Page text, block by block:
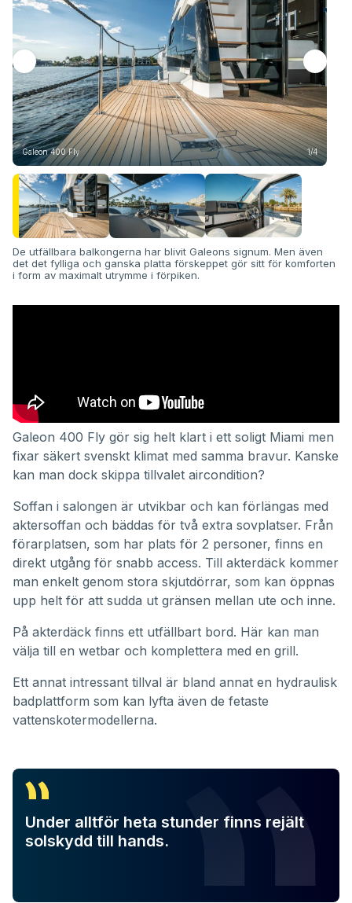
Galeon 400 Fly 1/4
De utfällbara balkongerna har blivit Galeons signum. Men även
det det fylliga och ganska platta förskeppet gör sitt för komforten
i form av maximalt utrymme i förpiken.
Galeon 400 Fly gör sig helt klart i ett soligt Miami men
fixar säkert svenskt klimat med samma bravur. Kanske
kan man dock skippa tillvalet aircondition?
Soffan i salongen är utvikbar och kan förlängas med
aktersoffan och bäddas för två extra sovplatser. Från
förarplatsen, som har plats för 2 personer, finns en
direkt utgång för snabb access. Till akterdäck kommer
man enkelt genom stora skjutdörrar, som kan öppnas
upp helt för att sudda ut gränsen mellan ute och inne.
På akterdäck finns ett utfällbart bord. Här kan man
välja till en wetbar och komplettera med en grill.
Ett annat intressant tillval är bland annat en hydraulisk
badplattform som kan lyfta även de fetaste
vattenskotermodellerna.
Under alltför heta stunder finns rejält
solskydd till hands.